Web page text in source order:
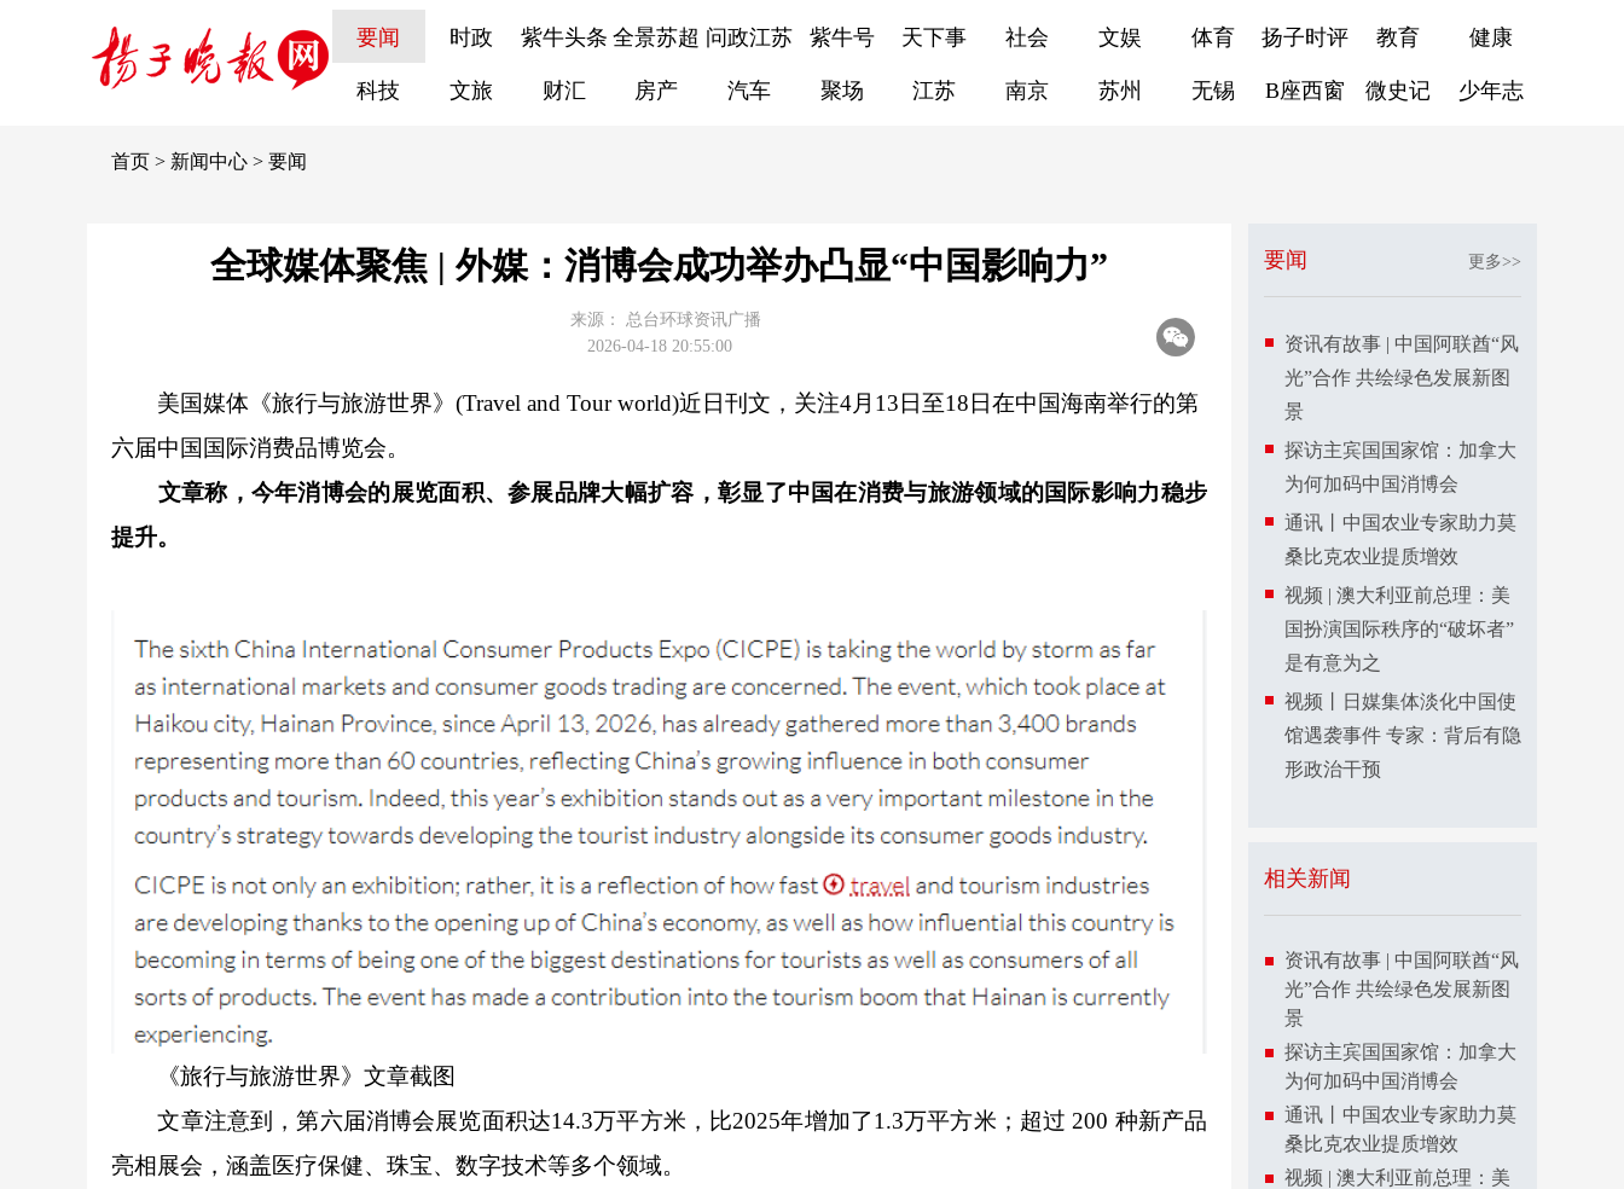
要闻 时政 紫牛头条 全景苏超 问政江苏 紫牛号 天下事 社会 文娱 体育 扬子时评 教育 健康
科技 文旅 财汇 房产 汽车 聚场 江苏 南京 苏州 无锡 B座西窗 微史记 少年志
首页 > 新闻中心 > 要闻
全球媒体聚焦 | 外媒：消博会成功举办凸显“中国影响力”
来源：
总台环球资讯广播
2026-04-18 20:55:00
美国媒体《旅行与旅游世界》(Travel and Tour world)近日刊文，关注4月13日至18日在中国海南举行的第
六届中国国际消费品博览会。
文章称，今年消博会的展览面积、参展品牌大幅扩容，彰显了中国在消费与旅游领域的国际影响力稳步
提升。
《旅行与旅游世界》文章截图
‌文章注意到，第六届消博会展览面积达14.3万平方米，比2025年增加了1.3万平方米‌；超过 200 种新产品
亮相展会，涵盖医疗保健、珠宝、数字技术等多个领域。
要闻 更多>>
资讯有故事 | 中国阿联酋“风
光”合作 共绘绿色发展新图
景
探访主宾国国家馆：加拿大
为何加码中国消博会
通讯丨中国农业专家助力莫
桑比克农业提质增效
视频 | 澳大利亚前总理：美
国扮演国际秩序的“破坏者”
是有意为之
视频丨日媒集体淡化中国使
馆遇袭事件 专家：背后有隐
形政治干预
相关新闻
资讯有故事 | 中国阿联酋“风
光”合作 共绘绿色发展新图
景
探访主宾国国家馆：加拿大
为何加码中国消博会
通讯丨中国农业专家助力莫
桑比克农业提质增效
视频 | 澳大利亚前总理：美